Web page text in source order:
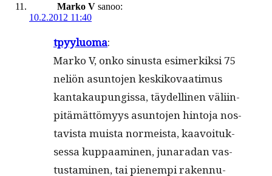
Marko V sanoo:
10.2.2012 11:40
tpyy­lu­o­ma:
Marko V, onko sinus­ta esimerkik­si 75
neliön asun­to­jen keskiko­vaa­timus
kan­takaupungis­sa, täy­delli­nen väli­in­
pitämät­tömyys asun­to­jen hin­to­ja nos­
tavista muista normeista, kaavoituk­
ses­sa kup­paami­nen, junaradan vas­
tus­t­a­mi­nen, tai pienem­pi raken­nu­